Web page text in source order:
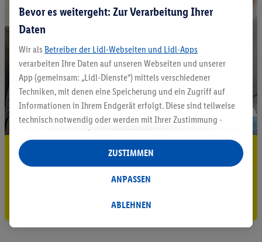
5.95 € Versand sparen³²ᵃ
Gutschein sichern!
Bevor es weitergeht: Zur Verarbeitung Ihrer
Daten
Wir als Betreiber der Lidl-Webseiten und Lidl-Apps
verarbeiten Ihre Daten auf unseren Webseiten und unserer
App (gemeinsam: „Lidl-Dienste“) mittels verschiedener
Techniken, mit denen eine Speicherung und ein Zugriff auf
Informationen in Ihrem Endgerät erfolgt. Diese sind teilweise
technisch notwendig oder werden mit Ihrer Zustimmung -
auch durch Partner (u.a.
Verantwortliche; im Zusammenhang mit dem IAB TCF
insgesamt
Statistik-Erstellung oder für personalisierte Werbung
Datenverarbeitungen für personalisierte Werbung werden
ABLEHNEN
ANPASSEN
ZUSTIMMEN